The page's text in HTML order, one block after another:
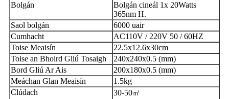
Bolgán
Bolgán cineál 1x 20Watts
365nm H.
Saol bolgán
6000 uair
Cumhacht
AC110V / 220V 50 / 60HZ
Toise Meaisín
22.5x12.6x30cm
Toise an Bhoird Gliú Tosaigh
240x240x0.5 (mm)
Bord Gliú Ar Ais
200x180x0.5 (mm)
Meáchan Glan Meaisín
1.5kg
Clúdach
30-50㎡